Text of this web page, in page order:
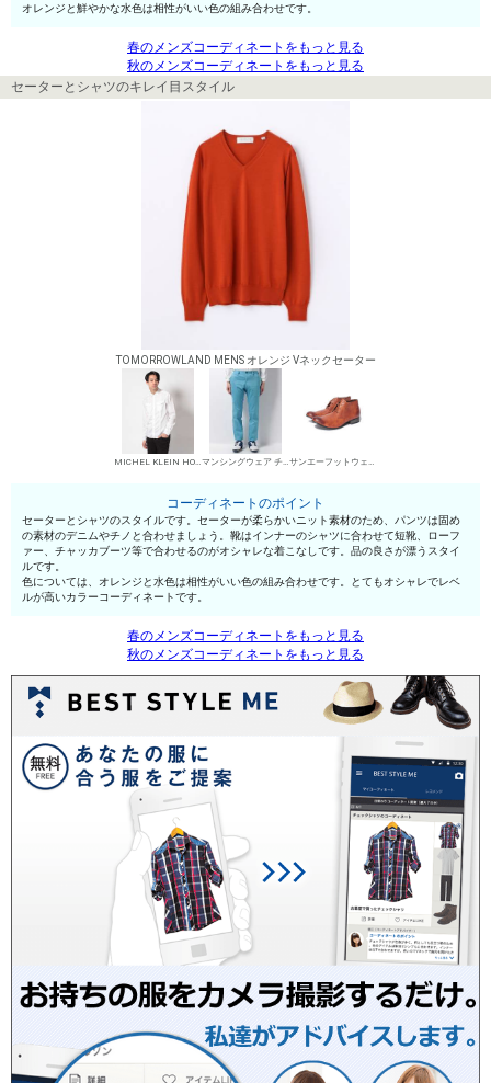
オレンジと鮮やかな水色は相性がいい色の組み合わせです。
春のメンズコーディネートをもっと見る
秋のメンズコーディネートをもっと見る
セーターとシャツのキレイ目スタイル
TOMORROWLAND MENS オレンジ Vネックセーター
MICHEL KLEIN HOMME シャツ マンシングウェア チノパン・綿パン サンエーフットウェア 短靴・レザーシューズ
コーディネートのポイント
セーターとシャツのスタイルです。セーターが柔らかいニット素材のため、パンツは固め
の素材のデニムやチノと合わせましょう。靴はインナーのシャツに合わせて短靴、ローフ
ァー、チャッカブーツ等で合わせるのがオシャレな着こなしです。品の良さが漂うスタイ
ルです。
色については、オレンジと水色は相性がいい色の組み合わせです。とてもオシャレでレベ
ルが高いカラーコーディネートです。
春のメンズコーディネートをもっと見る
秋のメンズコーディネートをもっと見る